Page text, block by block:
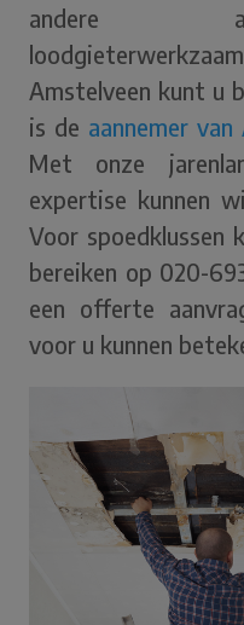
andere
Amstelveen kunt u
is de aannemer
Met onze
expertise kunnen
Voor spoedklussen
bereiken op 020-
een offerte
voor u kunnen